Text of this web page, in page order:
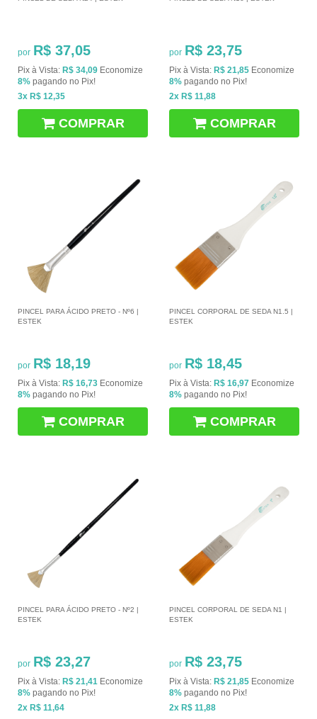
por R$ 37,05
Pix à Vista: R$ 34,09 Economize
8% pagando no Pix!
3x R$ 12,35
COMPRAR
por R$ 23,75
Pix à Vista: R$ 21,85 Economize
8% pagando no Pix!
2x R$ 11,88
COMPRAR
PINCEL PARA ÁCIDO PRETO - Nº6 |
ESTEK
por R$ 18,19
Pix à Vista: R$ 16,73 Economize
8% pagando no Pix!
COMPRAR
PINCEL CORPORAL DE SEDA N1.5 |
ESTEK
por R$ 18,45
Pix à Vista: R$ 16,97 Economize
8% pagando no Pix!
COMPRAR
PINCEL PARA ÁCIDO PRETO - Nº2 |
ESTEK
por R$ 23,27
Pix à Vista: R$ 21,41 Economize
8% pagando no Pix!
2x R$ 11,64
PINCEL CORPORAL DE SEDA N1 |
ESTEK
por R$ 23,75
Pix à Vista: R$ 21,85 Economize
8% pagando no Pix!
2x R$ 11,88